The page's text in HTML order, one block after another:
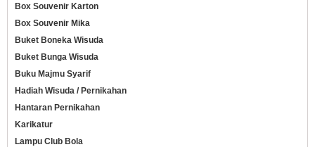
Box Souvenir Karton
Box Souvenir Mika
Buket Boneka Wisuda
Buket Bunga Wisuda
Buku Majmu Syarif
Hadiah Wisuda / Pernikahan
Hantaran Pernikahan
Karikatur
Lampu Club Bola